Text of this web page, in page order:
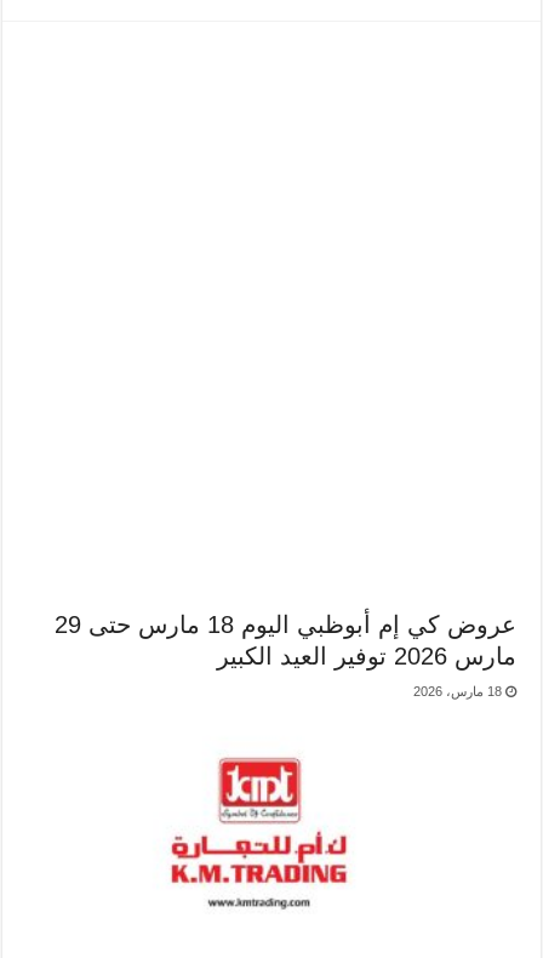
عروض كي إم أبوظبي اليوم 18 مارس حتى 29
مارس 2026 توفير العيد الكبير
18 مارس، 2026